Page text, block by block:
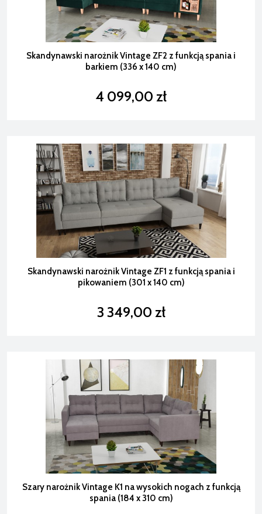
Skandynawski narożnik Vintage ZF2 z funkcją spania i
barkiem (336 x 140 cm)
4 099,00 zł
Skandynawski narożnik Vintage ZF1 z funkcją spania i
pikowaniem (301 x 140 cm)
3 349,00 zł
Szary narożnik Vintage K1 na wysokich nogach z funkcją
spania (184 x 310 cm)